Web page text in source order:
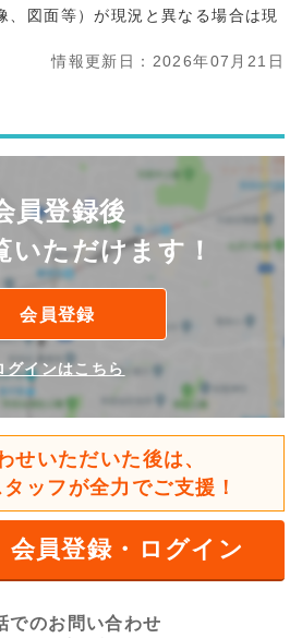
、図面等）が現況と異なる場合は現
情報更新日：2026年07月21日
員登録後
いただけます！
会員登録
グインはこちら
せいただいた後は、
ッフが全力でご支援！
会員登録・ログイン
でのお問い合わせ